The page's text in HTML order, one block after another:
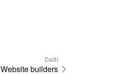
Další
Website builders